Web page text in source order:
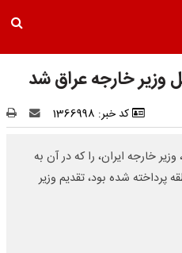
وزیر خارجه عراق شد
کد خبر: 1366998
خارجه ایران، را که در آن به
پرداخته شده بود، تقدیم وزیر